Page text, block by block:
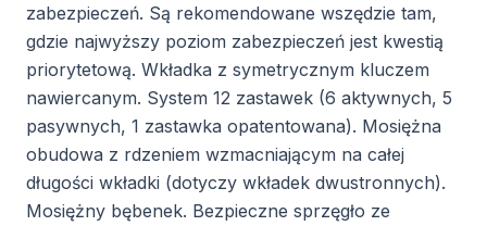
zabezpieczeń. Są rekomendowane wszędzie tam,
gdzie najwyższy poziom zabezpieczeń jest kwestią
priorytetową. Wkładka z symetrycznym kluczem
nawiercanym. System 12 zastawek (6 aktywnych, 5
pasywnych, 1 zastawka opatentowana). Mosiężna
obudowa z rdzeniem wzmacniającym na całej
długości wkładki (dotyczy wkładek dwustronnych).
Mosiężny bębenek. Bezpieczne sprzęgło ze